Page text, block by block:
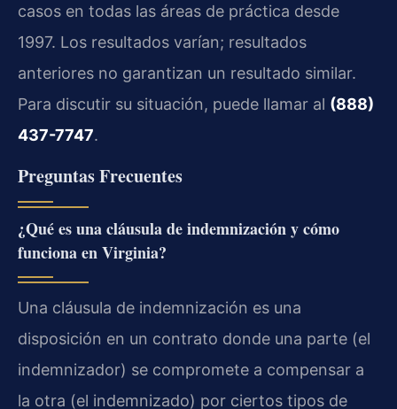
casos en todas las áreas de práctica desde
1997. Los resultados varían; resultados
anteriores no garantizan un resultado similar.
Para discutir su situación, puede llamar al (888)
437-7747.
Preguntas Frecuentes
¿Qué es una cláusula de indemnización y cómo
funciona en Virginia?
Una cláusula de indemnización es una
disposición en un contrato donde una parte (el
indemnizador) se compromete a compensar a
la otra (el indemnizado) por ciertos tipos de